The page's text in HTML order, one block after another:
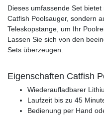
Dieses umfassende Set
Catfish Poolsauger, sondern
Teleskopstange, um Ihr
Lassen Sie sich von den
Sets überzeugen.
Eigenschaften Catfish
Wiederaufladbarer
Laufzeit bis zu 45
Bedienung per Hand